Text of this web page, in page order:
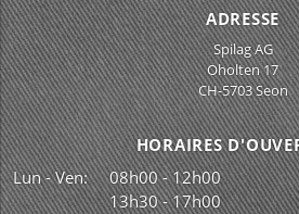
ADRESSE
Spilag AG
Oholten 17
CH-5703 Seon
HORAIRES
Lun - Ven:
08h00 - 12h00
13h30 - 17h00